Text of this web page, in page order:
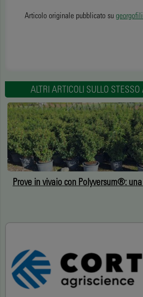
Articolo originale pubblicato su
ALTRI ARTICOLI SULLO
Prove in vivaio con Polyversum®: